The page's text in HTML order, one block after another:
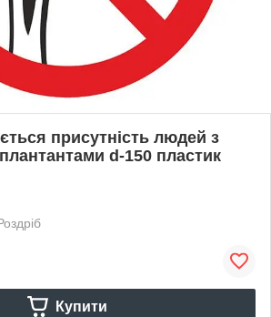
присутність людей з
d-150 пластик
Купити